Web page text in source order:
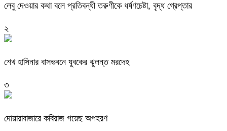
লেবু দেওয়ার কথা বলে প্রতিবন্ধী তরুণীকে ধর্ষণচেষ্টা, বৃদ্ধ গ্রেপ্তার
২
শেখ হাসিনার বাসভবনে যুবকের ঝুলন্ত মরদেহ
৩
দোয়ারাবাজারে কবিরাজ গয়েছ অপহরণ